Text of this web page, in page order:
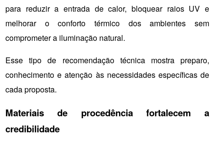
para reduzir a entrada de calor, bloquear raios UV e
melhorar o conforto térmico dos ambientes sem
comprometer a iluminação natural.
Esse tipo de recomendação técnica mostra preparo,
conhecimento e atenção às necessidades específicas de
cada proposta.
Materiais de procedência fortalecem a
credibilidade